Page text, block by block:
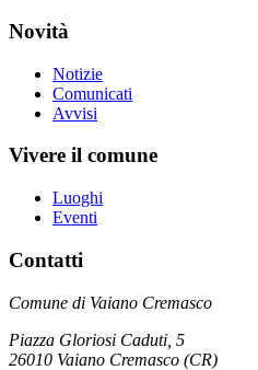
Novità
Notizie
Comunicati
Avvisi
Vivere il comune
Luoghi
Eventi
Contatti
Comune di Vaiano Cremasco
Piazza Gloriosi Caduti, 5
26010 Vaiano Cremasco (CR)